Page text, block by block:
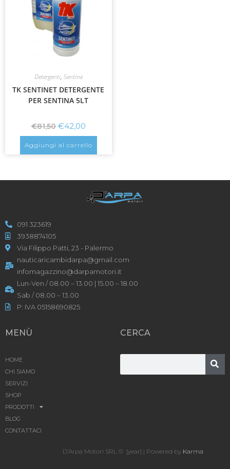
Detergenti, Sentine
TK SENTINET DETERGENTE
PER SENTINA 5LT
€81,50 €42,00
Aggiungi al carrello
091 323619
3938874105
Via Filippo Patti, 23 - Palermo
nauticaricambidarpa@gmail.com
infomagazzino@darpamotori.it
Lun-Ven / 08.00 – 13.00 | 15.00 – 18.00
Sab / 08.00 – 13.00
P: IVA 05158690825
MENÙ
HOME
CHI SIAMO
SERVIZI
SHOP
PRODOTTI
BLOG
CONTATTACI
CERCA
D’Arpa Motori SRL © [year] | Powered by Karma